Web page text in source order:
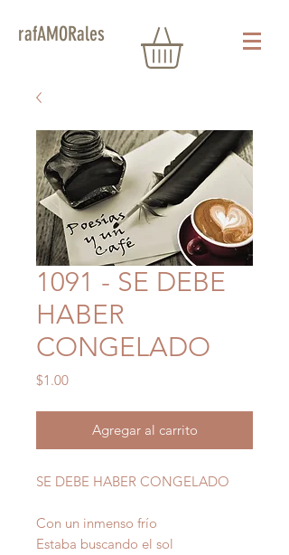
rafAMORales
1091 - SE DEBE
HABER
CONGELADO
$1.00Precio
Agregar al carrito
SE DEBE HABER CONGELADO
Con un inmenso frío
Estaba buscando el sol